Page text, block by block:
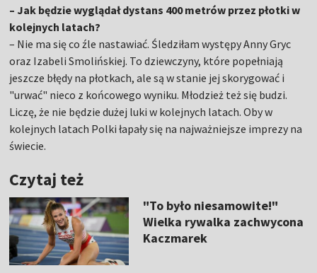
– Jak będzie wyglądał dystans 400 metrów przez płotki w
kolejnych latach?
– Nie ma się co źle nastawiać. Śledziłam występy Anny Gryc
oraz Izabeli Smolińskiej. To dziewczyny, które popełniają
jeszcze błędy na płotkach, ale są w stanie jej skorygować i
"urwać" nieco z końcowego wyniku. Młodzież też się budzi.
Liczę, że nie będzie dużej luki w kolejnych latach. Oby w
kolejnych latach Polki łapały się na najważniejsze imprezy na
świecie.
Czytaj też
"To było niesamowite!"
Wielka rywalka zachwycona
Kaczmarek